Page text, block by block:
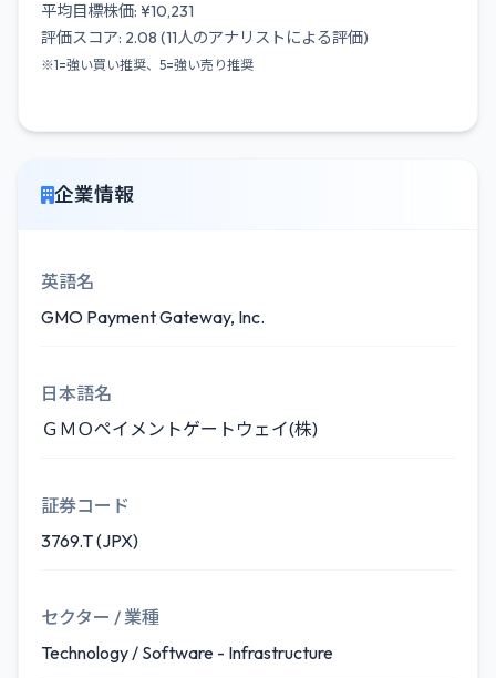
平均目標株価: ¥10,231
評価スコア: 2.08 (11人のアナリストによる評価)
※1=強い買い推奨、5=強い売り推奨
企業情報
英語名
GMO Payment Gateway, Inc.
日本語名
ＧＭＯペイメントゲートウェイ(株)
証券コード
3769.T (JPX)
セクター / 業種
Technology / Software - Infrastructure